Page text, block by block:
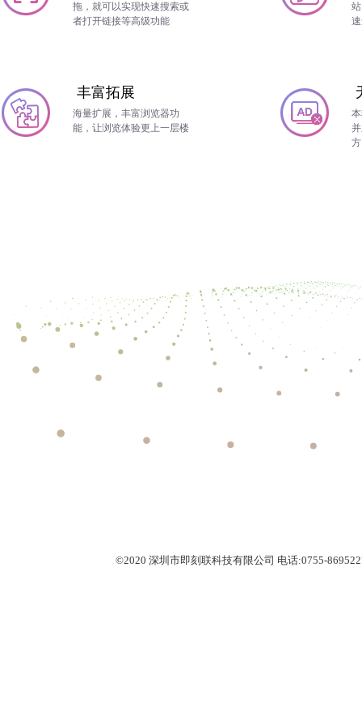
拖，就可以实现快速搜索或
者打开链接等高级功能
丰富拓展
海量扩展，丰富浏览器功
能，让浏览体验更上一层楼
©2020 深圳市即刻联科技有限公司 电话:0755-